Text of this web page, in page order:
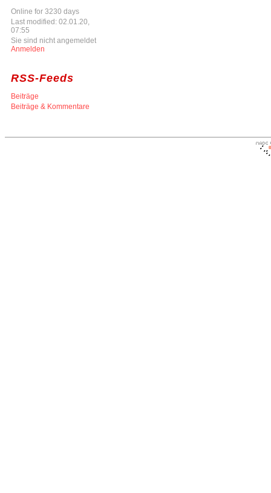
Online for 3230 days
Last modified: 02.01.20,
07:55
Sie sind nicht angemeldet
Anmelden
RSS-Feeds
Beiträge
Beiträge & Kommentare